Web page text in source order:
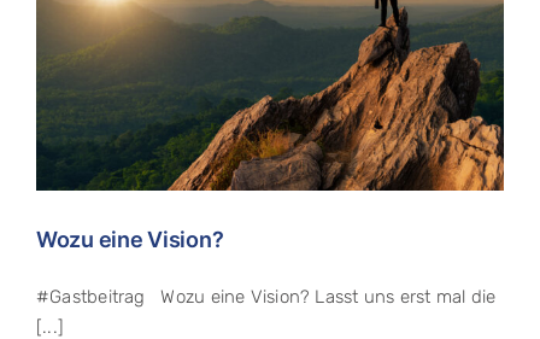
Wozu eine Vision?
#Gastbeitrag Wozu eine Vision? Lasst uns erst mal die
[...]